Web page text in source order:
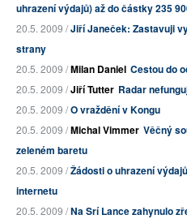
uhrazení výdajů) až do částky 235
20.5. 2009 /Jiří Janeček: Zastavuji
strany
20.5. 2009 /Milan Daniel Cestou do
20.5. 2009 /Jiří Tutter Radar
20.5. 2009 /O vraždění v Kongu
20.5. 2009 /Michal Vimmer Věčný
zeleném baretu
20.5. 2009 /Žádosti o uhrazení
internetu
20.5. 2009 /Na Srí Lance zahynulo